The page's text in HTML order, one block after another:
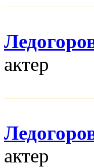
актер
актер